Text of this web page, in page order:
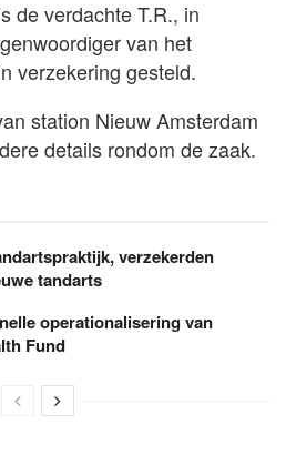
de verdachte T.R., in
van het
verzekering gesteld.
station Nieuw Amsterdam
details rondom de zaak.
verzekerden
tandarts
operationalisering van
Fund